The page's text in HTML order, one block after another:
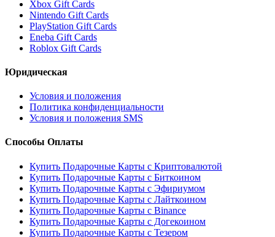
Xbox Gift Cards
Nintendo Gift Cards
PlayStation Gift Cards
Eneba Gift Cards
Roblox Gift Cards
Юридическая
Условия и положения
Политика конфиденциальности
Условия и положения SMS
Способы Оплаты
Купить Подарочные Карты с Криптовалютой
Купить Подарочные Карты с Биткоином
Купить Подарочные Карты с Эфириумом
Купить Подарочные Карты с Лайткоином
Купить Подарочные Карты с Binance
Купить Подарочные Карты с Догекоином
Купить Подарочные Карты с Тезером